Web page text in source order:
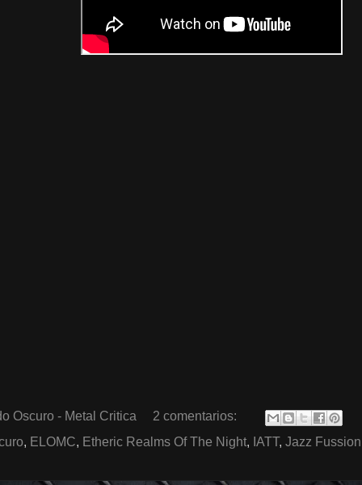
Oscuro - Metal Critica
2 comentarios:
, ELOMC, Etheric Realms Of The Night, IATT, Jazz Fussion